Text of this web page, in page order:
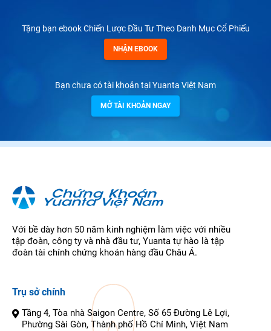
Tặng bạn ebook Chiến Lược Đầu Tư Theo Danh Mục Cổ Phiếu
NHẬN EBOOK
Bạn chưa có tài khoản tại Yuanta Việt Nam
MỞ TÀI KHOẢN NGAY
Với bề dày hơn 50 năm kinh nghiệm làm việc với nhiều
tập đoàn, công ty và nhà đầu tư, Yuanta tự hào là tập
đoàn tài chính chứng khoán hàng đầu Châu Á.
Trụ sở chính
Tầng 4, Tòa nhà Saigon Centre, Số 65 Đường Lê Lợi,
Phường Sài Gòn, Thành phố Hồ Chí Minh, Việt Nam